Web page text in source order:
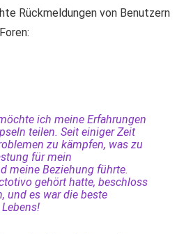
Rückmeldungen von Benutzern
ich meine Erfahrungen
teilen. Seit einiger Zeit
zu kämpfen, was zu
für mein
meine Beziehung führte.
gehört hatte, beschloss
und es war die beste